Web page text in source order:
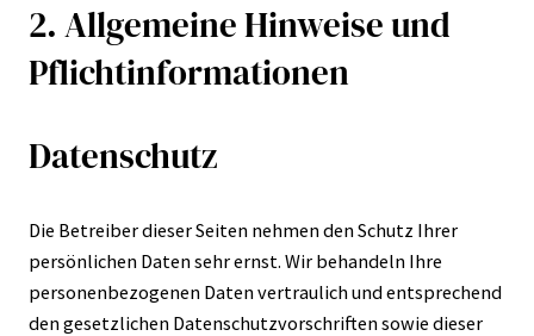
2. Allgemeine Hinweise und
Pflicht­informationen
Datenschutz
Die Betreiber dieser Seiten nehmen den Schutz Ihrer
persönlichen Daten sehr ernst. Wir behandeln Ihre
personenbezogenen Daten vertraulich und entsprechend
den gesetzlichen Datenschutzvorschriften sowie dieser